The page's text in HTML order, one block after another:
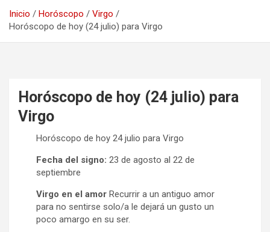
Inicio Horóscopo
Virgo
Horóscopo de hoy (24 julio) para Virgo
Horóscopo de hoy (24 julio) para
Virgo
Horóscopo de hoy 24 julio para Virgo
Fecha del signo: 23 de agosto al 22 de
septiembre
Virgo en el amor Recurrir a un antiguo amor
para no sentirse solo/a le dejará un gusto un
poco amargo en su ser.